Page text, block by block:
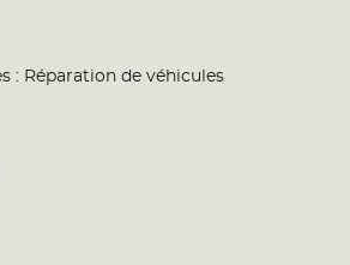
: Réparation de véhicules